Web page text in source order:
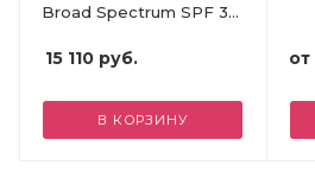
Broad Spectrum SPF 35
15 110 руб.
В КОРЗИНУ
от